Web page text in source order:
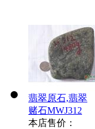
翡翠原石,翡翠
赌石MWJ312
本店售价：